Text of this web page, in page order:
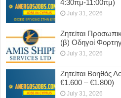
4:30πμ-11:00πμ)
July 31, 2026
Ζητείται
(β) Οδηγοί
July 31, 2026
Ζητείται Βοηθός
€1.600 – €1.800)
July 31, 2026